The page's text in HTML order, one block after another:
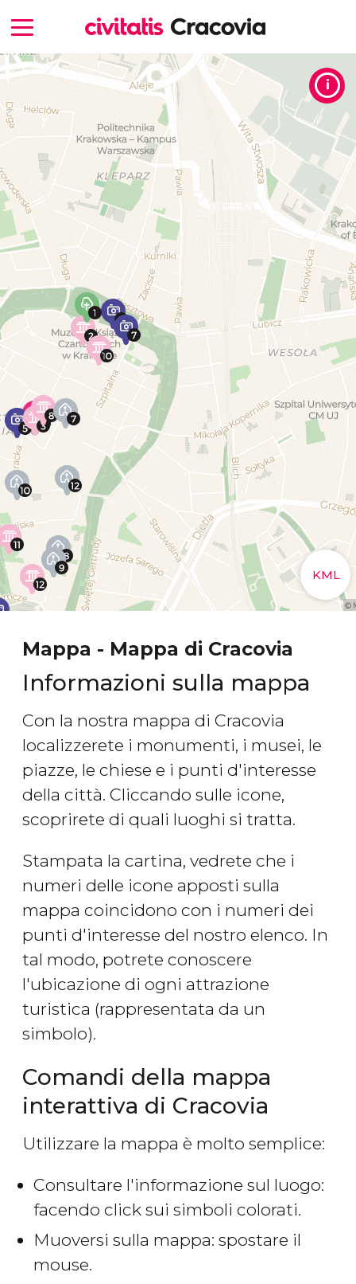
Mappa - Mappa di Cracovia
Informazioni sulla mappa
Con la nostra mappa di Cracovia
localizzerete i monumenti, i musei, le
piazze, le chiese e i punti d'interesse
della città. Cliccando sulle icone,
scoprirete di quali luoghi si tratta.
Stampata la cartina, vedrete che i
numeri delle icone apposti sulla
mappa coincidono con i numeri dei
punti d'interesse del nostro elenco. In
tal modo, potrete conoscere
l'ubicazione di ogni attrazione
turistica (rappresentata da un
simbolo).
Comandi della mappa
interattiva di Cracovia
Utilizzare la mappa è molto semplice:
Consultare l'informazione sul luogo:
facendo click sui simboli colorati.
Muoversi sulla mappa: spostare il
mouse.